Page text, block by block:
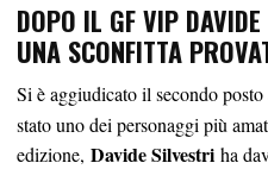
DOPO IL GF VIP
UNA SCONFITTA
Si è aggiudicato il secondo posto
stato uno dei personaggi più
edizione, Davide Silvestri ha